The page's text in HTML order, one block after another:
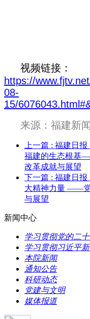
视频链接：
https://
08-
15/
来源： 福建新
上一篇 : 福建日
福建的生态根基
改革成就与展望
下一篇 : 福建日
大精神力量 ——党
与展望
新闻中心
学习贯彻党的二
学习贯彻习近平
本院新闻
通知公告
科研动态
党建与文明
媒体报道